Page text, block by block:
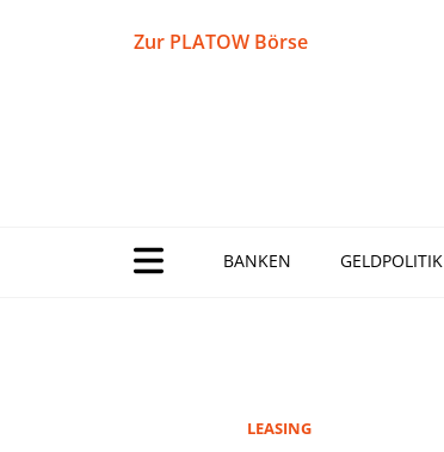
Zur PLATOW Börse
BANKEN GELDPOLITIK
LEASING